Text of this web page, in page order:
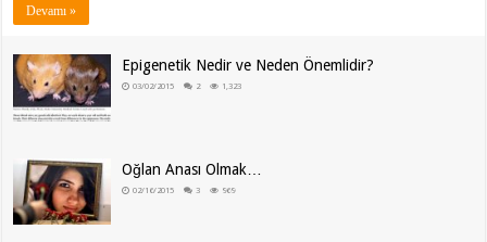
Devamı »
Epigenetik Nedir ve Neden Önemlidir?
03/02/2015 2 1,323
Oğlan Anası Olmak…
02/16/2015 3 969